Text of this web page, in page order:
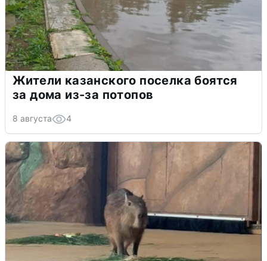
Жители казанского поселка боятся
за дома из-за потопов
8 августа 4